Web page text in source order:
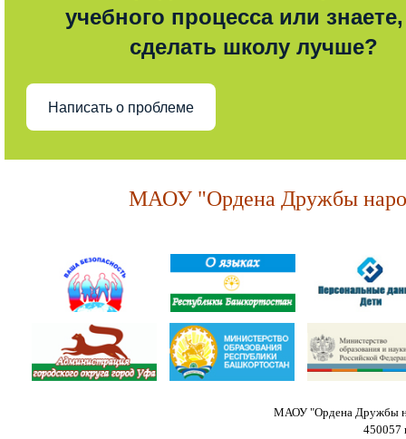
учебного процесса или знаете,
сделать школу лучше?
Написать о проблеме
МАОУ "Ордена Дружбы
МАОУ "Ордена Дружбы
450057